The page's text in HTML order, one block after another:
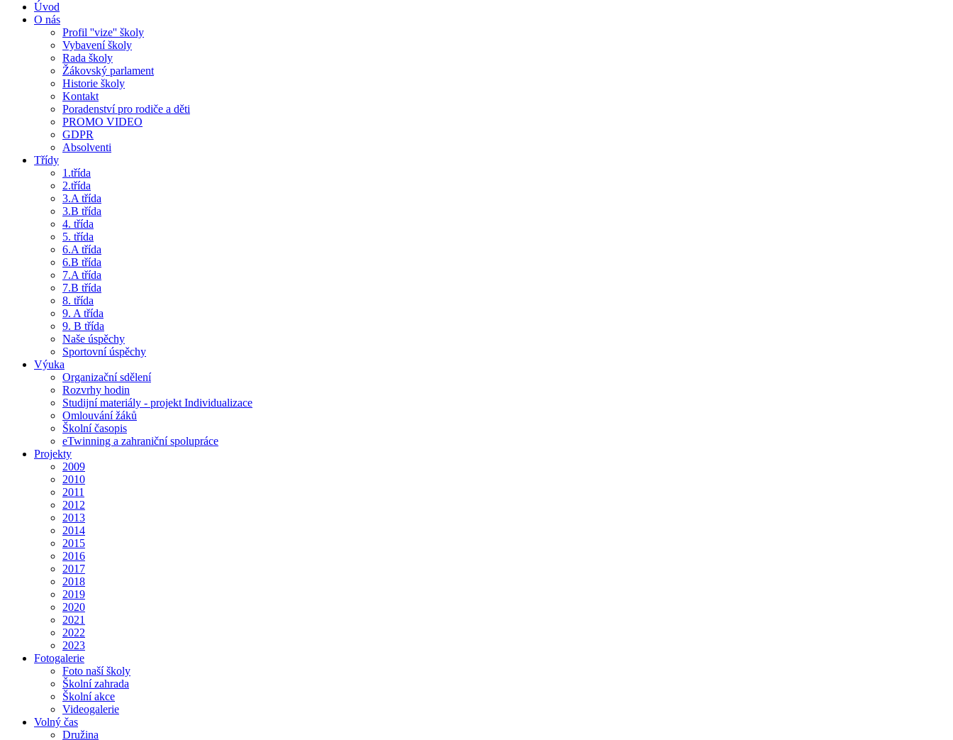
Úvod
O nás
Profil ''vize'' školy
Vybavení školy
Rada školy
Žákovský parlament
Historie školy
Kontakt
Poradenství pro rodiče a děti
PROMO VIDEO
GDPR
Absolventi
Třídy
1.třída
2.třída
3.A třída
3.B třída
4. třída
5. třída
6.A třída
6.B třída
7.A třída
7.B třída
8. třída
9. A třída
9. B třída
Naše úspěchy
Sportovní úspěchy
Výuka
Organizační sdělení
Rozvrhy hodin
Studijní materiály - projekt Individualizace
Omlouvání žáků
Školní časopis
eTwinning a zahraniční spolupráce
Projekty
2009
2010
2011
2012
2013
2014
2015
2016
2017
2018
2019
2020
2021
2022
2023
Fotogalerie
Foto naší školy
Školní zahrada
Školní akce
Videogalerie
Volný čas
Družina